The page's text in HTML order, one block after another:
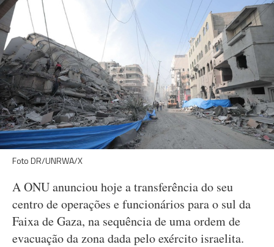
Foto DR/UNRWA/X
A ONU anunciou hoje a transferência do seu
centro de operações e funcionários para o sul da
Faixa de Gaza, na sequência de uma ordem de
evacuação da zona dada pelo exército israelita.